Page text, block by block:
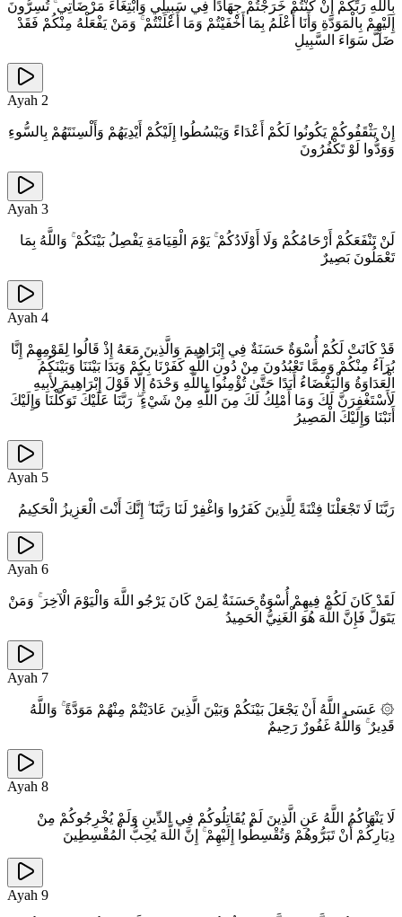
بِاللَّهِ رَبِّكُمْ إِنْ كُنْتُمْ خَرَجْتُمْ جِهَادًا فِي سَبِيلِي وَابْتِغَاءَ مَرْضَاتِي ۚ تُسِرُّونَ
إِلَيْهِمْ بِالْمَوَدَّةِ وَأَنَا أَعْلَمُ بِمَا أَخْفَيْتُمْ وَمَا أَعْلَنْتُمْ ۚ وَمَنْ يَفْعَلْهُ مِنْكُمْ فَقَدْ
ضَلَّ سَوَاءَ السَّبِيلِ
Ayah 2
إِنْ يَثْقَفُوكُمْ يَكُونُوا لَكُمْ أَعْدَاءً وَيَبْسُطُوا إِلَيْكُمْ أَيْدِيَهُمْ وَأَلْسِنَتَهُمْ بِالسُّوءِ
وَوَدُّوا لَوْ تَكْفُرُونَ
Ayah 3
لَنْ تَنْفَعَكُمْ أَرْحَامُكُمْ وَلَا أَوْلَادُكُمْ ۚ يَوْمَ الْقِيَامَةِ يَفْصِلُ بَيْنَكُمْ ۚ وَاللَّهُ بِمَا
تَعْمَلُونَ بَصِيرٌ
Ayah 4
قَدْ كَانَتْ لَكُمْ أُسْوَةٌ حَسَنَةٌ فِي إِبْرَاهِيمَ وَالَّذِينَ مَعَهُ إِذْ قَالُوا لِقَوْمِهِمْ إِنَّا
بُرَآءُ مِنْكُمْ وَمِمَّا تَعْبُدُونَ مِنْ دُونِ اللَّهِ كَفَرْنَا بِكُمْ وَبَدَا بَيْنَنَا وَبَيْنَكُمُ
الْعَدَاوَةُ وَالْبَغْضَاءُ أَبَدًا حَتَّىٰ تُؤْمِنُوا بِاللَّهِ وَحْدَهُ إِلَّا قَوْلَ إِبْرَاهِيمَ لِأَبِيهِ
لَأَسْتَغْفِرَنَّ لَكَ وَمَا أَمْلِكُ لَكَ مِنَ اللَّهِ مِنْ شَيْءٍ ۖ رَبَّنَا عَلَيْكَ تَوَكَّلْنَا وَإِلَيْكَ
أَنَبْنَا وَإِلَيْكَ الْمَصِيرُ
Ayah 5
رَبَّنَا لَا تَجْعَلْنَا فِتْنَةً لِلَّذِينَ كَفَرُوا وَاغْفِرْ لَنَا رَبَّنَا ۖ إِنَّكَ أَنْتَ الْعَزِيزُ الْحَكِيمُ
Ayah 6
لَقَدْ كَانَ لَكُمْ فِيهِمْ أُسْوَةٌ حَسَنَةٌ لِمَنْ كَانَ يَرْجُو اللَّهَ وَالْيَوْمَ الْآخِرَ ۚ وَمَنْ
يَتَوَلَّ فَإِنَّ اللَّهَ هُوَ الْغَنِيُّ الْحَمِيدُ
Ayah 7
۞ عَسَى اللَّهُ أَنْ يَجْعَلَ بَيْنَكُمْ وَبَيْنَ الَّذِينَ عَادَيْتُمْ مِنْهُمْ مَوَدَّةً ۚ وَاللَّهُ
قَدِيرٌ ۚ وَاللَّهُ غَفُورٌ رَحِيمٌ
Ayah 8
لَا يَنْهَاكُمُ اللَّهُ عَنِ الَّذِينَ لَمْ يُقَاتِلُوكُمْ فِي الدِّينِ وَلَمْ يُخْرِجُوكُمْ مِنْ
دِيَارِكُمْ أَنْ تَبَرُّوهُمْ وَتُقْسِطُوا إِلَيْهِمْ ۚ إِنَّ اللَّهَ يُحِبُّ الْمُقْسِطِينَ
Ayah 9